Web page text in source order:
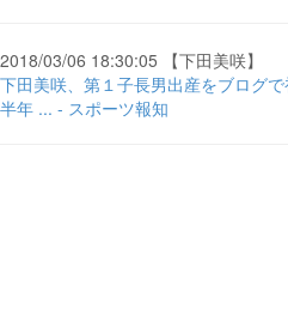
2018/03/06 18:30:05 【下田美咲】
下田美咲、第１子長男出産をブログ
半年 ... - スポーツ報知